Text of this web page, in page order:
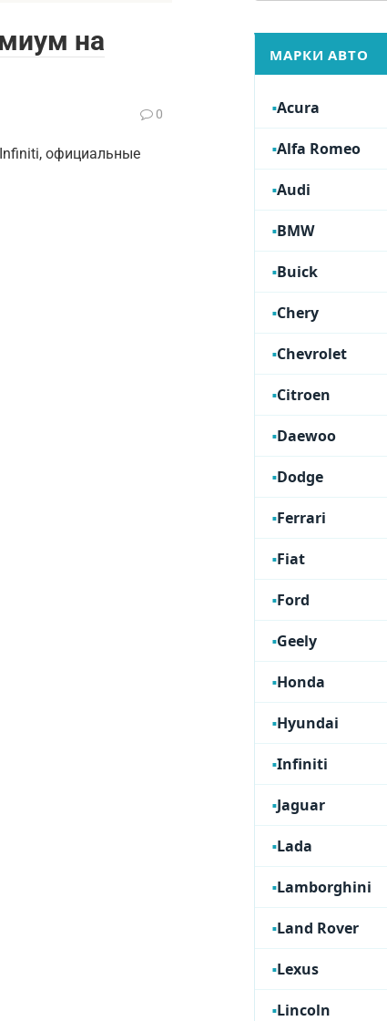
на
0
официальные
МАРКИ АВТО
Acura
Alfa Romeo
Audi
BMW
Buick
Chery
Chevrolet
Citroen
Daewoo
Dodge
Ferrari
Fiat
Ford
Geely
Honda
Hyundai
Infiniti
Jaguar
Lada
Lamborghini
Land Rover
Lexus
Lincoln